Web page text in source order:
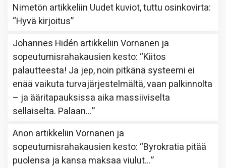
Nimetön artikkeliin Uudet kuviot, tuttu osinkovirta:
“Hyvä kirjoitus”
Johannes Hidén artikkeliinVornanen ja
sopeutumisrahakausien kesto: “Kiitos
palautteesta! Ja jep, noin pitkänä systeemi ei
enää vaikuta turvajärjestelmältä, vaan palkinnolta
– ja ääritapauksissa aika massiiviselta
sellaiselta. Palaan…”
Anon artikkeliinVornanen ja
sopeutumisrahakausien kesto: “Byrokratia pitää
puolensa ja kansa maksaa viulut…”